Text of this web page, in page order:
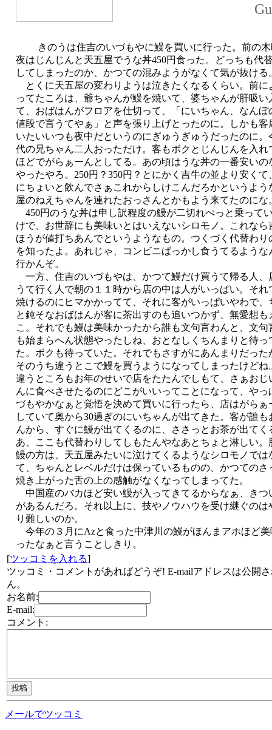
きのうは住吉のいづもやに鰻を買いに行った。前の木
夜はじんじんと天五屋でうな丼450円食った。どっちも代
してしまったのか、かつての混みようがなくて気が抜ける
とくに天五屋の変わりようは泣きたくなるくらい。前に
ってたころは、爺ちゃんが鰻を焼いて、婆ちゃんが肝吸い
て、おばはんがフロアを仕切って、「にいちゃん、なん
値段で言うてやぁ」と声を張り上げとったのに。しかも客
いたいいつも夜中だというのにぎゅうぎゅうだったのに。
代の兄ちゃん二人おっただけ。客もボクとじんじんを入れ
ほどでがらぁーんとしてる。あの頃はうな丼の一番安いの
やったやろ。250円？350円？とにかく吉牛の並より安くて
にちょいと飲んでさぁこれからしけこんだろかというよう
屋のねえちゃんを連れたおっさんとかもよう来てたのにな
450円のうな丼は申し訳程度の鰻が二切れぺっと乗って
けで、お世辞にも美味いとはいえないシロモノ。これなら
ほうが値打ちあんでというようなもの。つくづく代替わり
を知ったよ。あれじゃ、コンビニばっかし食うてるような
行かんぞ。
一方、住吉のいづもやは、かつて鰻だけ買うて帰る人、
うて行く人で朝の１１時から店の中は人がいっぱい。それ
焼けるのにヒマかかってて、それに客がいっぱいやわで、
と鈍そなおばはんが客に茶出すのも追いつかず、無愛想も
こ。それでも鰻は美味かったから誰も文句言わんと、文句
も始まらへん状態やったしね、おとなしくちんまりと待っ
た。ボクも待っていた。それでもさすがにあんまりだった
そのうち違うとこで鰻を買うようになってしまったけどね
違うところもお年のせいで店をたたんでしもて、さぁおじ
んに食べさせたるのにどこがいいってことになって、やっ
づもやかなぁと覚悟を決めて買いに行ったら、店はがらぁ
していて奥から30過ぎのにいちゃんが出てきた。客が誰も
んから、すぐに鰻が出てくるのに、ささっとお茶が出てく
あ、ここも代替わりしてしもたんやなあとちょと淋しい。
鰻の方は、天五屋みたいに泣けてくるようなシロモノでは
て、ちゃんとレベルだけは保っているものの、かつてのさ
焼き上がった舌の上の感触がなくなってしまってた。
中国産のバカほど安い鰻が入ってきてるからなぁ、きつ
があるんだろ。それ以上に、技やノウハウを受け継ぐのは
り難しいのか。
今年の３月にAzと食った中津川の鰻がほんまアホほど美
ったなぁと言うことしきり。
[ツッコミを入れる]
ツッコミ・コメントがあればどうぞ! E-mailアドレスは公開
ん。
お名前:
E-mail:
コメント:
メールでツッコミ